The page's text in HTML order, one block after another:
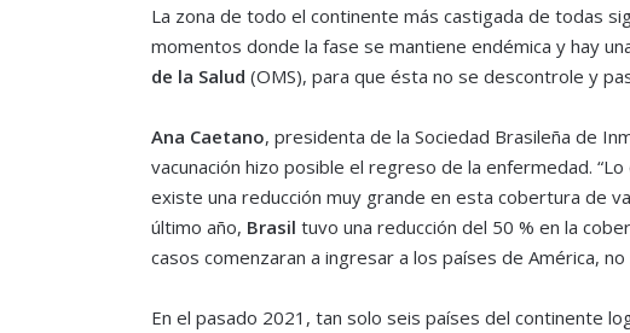
La zona de todo el continente más castigada de todas
momentos donde la fase se mantiene endémica y hay
de la Salud (OMS), para que ésta no se descontrole y
Ana Caetano, presidenta de la Sociedad Brasileña de
vacunación hizo posible el regreso de la enfermedad.
existe una reducción muy grande en esta cobertura de
último año, Brasil tuvo una reducción del 50 % en la
casos comenzaran a ingresar a los países de América,
En el pasado 2021, tan solo seis países del continente